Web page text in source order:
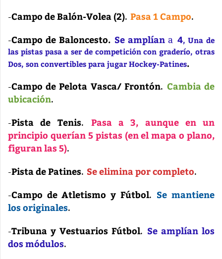
-Campo de Balón-Volea (2). Pasa 1 Campo.
-Campo de Baloncesto. Se amplían a 4, Una de
las pistas pasa a ser de competición con graderío, otras
Dos, son convertibles para jugar Hockey-Patines.
-Campo de Pelota Vasca/ Frontón. Cambia de
ubicación.
-Pista de Tenis.
Pasa a 3, aunque en un
principio querían 5 pistas (en el mapa o plano,
figuran las 5).
-Pista de Patines. Se elimina por completo.
-Campo de Atletismo y Fútbol. Se mantiene
los originales.
-Tribuna y Vestuarios Fútbol. Se amplían los
dos módulos.